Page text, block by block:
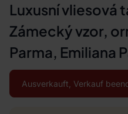
Luxusní vliesová
Zámecký vzor,
Parma, Emiliana
Ausverkauft, Verkauf